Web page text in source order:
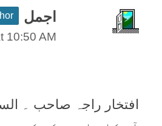
اجمل
10:50 AM
افتخار راجہ صاحب ۔